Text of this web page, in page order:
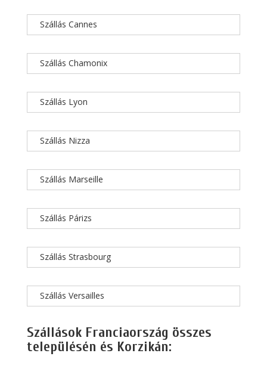
Szállás Cannes
Szállás Chamonix
Szállás Lyon
Szállás Nizza
Szállás Marseille
Szállás Párizs
Szállás Strasbourg
Szállás Versailles
Szállások Franciaország összes
településén és Korzikán: